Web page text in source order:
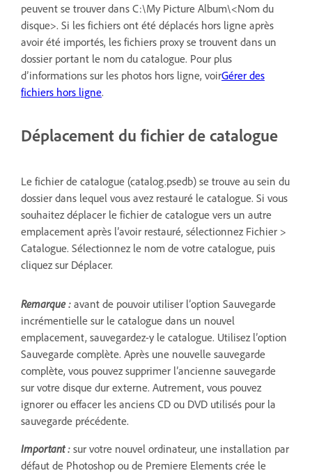
peuvent se trouver dans C:\My Picture Album\<Nom du
disque>. Si les fichiers ont été déplacés hors ligne après
avoir été importés, les fichiers proxy se trouvent dans un
dossier portant le nom du catalogue. Pour plus
d’informations sur les photos hors ligne, voirGérer des
fichiers hors ligne.
Déplacement du fichier de catalogue
Le fichier de catalogue (catalog.psedb) se trouve au sein du
dossier dans lequel vous avez restauré le catalogue. Si vous
souhaitez déplacer le fichier de catalogue vers un autre
emplacement après l’avoir restauré, sélectionnez Fichier >
Catalogue. Sélectionnez le nom de votre catalogue, puis
cliquez sur Déplacer.
Remarque : avant de pouvoir utiliser l’option Sauvegarde
incrémentielle sur le catalogue dans un nouvel
emplacement, sauvegardez-y le catalogue. Utilisez l’option
Sauvegarde complète. Après une nouvelle sauvegarde
complète, vous pouvez supprimer l’ancienne sauvegarde
sur votre disque dur externe. Autrement, vous pouvez
ignorer ou effacer les anciens CD ou DVD utilisés pour la
sauvegarde précédente.
Important : sur votre nouvel ordinateur, une installation par
défaut de Photoshop ou de Premiere Elements crée le